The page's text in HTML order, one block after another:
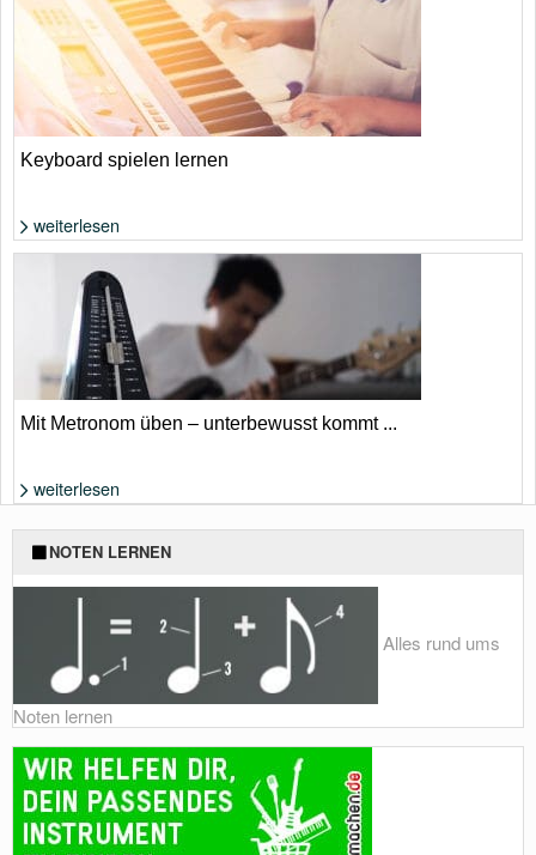
Foto: Shutterstock von Nomad_Soul
Foto: Shutterstock von 13_Phunkod
Keyboard spielen lernen
weiterlesen
Foto: Shutterstock von ieang
Mit Metronom üben – unterbewusst kommt ...
weiterlesen
NOTEN LERNEN
Alles rund ums
Noten lernen